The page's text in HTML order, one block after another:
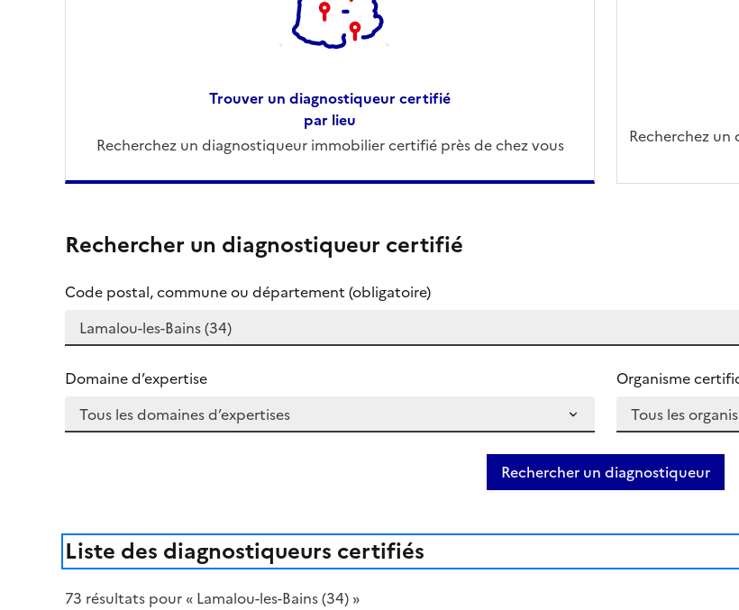
Trouver un diagnostiqueur certifié
par lieu
Recherchez un diagnostiqueur immobilier certifié près de chez vous
Recherchez
Rechercher un diagnostiqueur certifié
Code postal, commune ou département (obligatoire)
Domaine d’expertise Organisme
Rechercher un diagnostiqueur
Liste des diagnostiqueurs certifiés
73 résultats pour « Lamalou-les-Bains (34) »